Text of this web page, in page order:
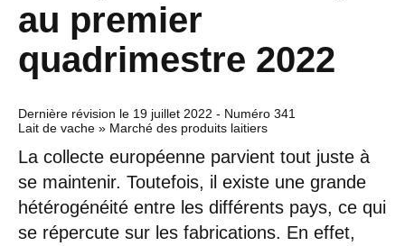
au premier
quadrimestre 2022
Dernière révision le 19 juillet 2022 - Numéro 341
Lait de vache » Marché des produits laitiers
La collecte européenne parvient tout juste à
se maintenir. Toutefois, il existe une grande
hétérogénéité entre les différents pays, ce qui
se répercute sur les fabrications. En effet,